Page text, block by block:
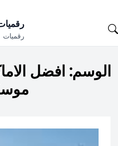
to
رقميات
الوسم: افضل